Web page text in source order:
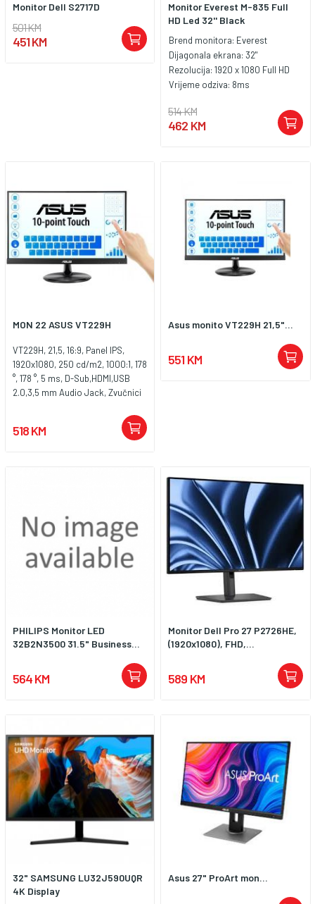
Monitor Dell S2717D
501 KM
451 KM
Monitor Everest M-835 Full
HD Led 32'' Black
Brend monitora: Everest
Dijagonala ekrana: 32"
Rezolucija: 1920 x 1080 Full HD
Vrijeme odziva: 8ms
514 KM
462 KM
MON 22 ASUS VT229H
VT229H, 21,5, 16:9, Panel IPS,
1920x1080, 250 cd/m2, 1000:1, 178
°, 178 °, 5 ms, D-Sub,HDMI,USB
2.0,3,5 mm Audio Jack, Zvučnici
Capacitive 10-point multi-touch
screen, 7H Hardness display, Low
518 KM
Asus monito VT229H 21,5"...
551 KM
PHILIPS Monitor LED
32B2N3500 31.5" Business...
564 KM
Monitor Dell Pro 27 P2726HE,
(1920x1080), FHD,...
589 KM
32" SAMSUNG LU32J590UQR
4K Display
Asus 27" ProArt mon...